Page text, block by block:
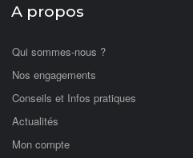
A propos
Qui sommes-nous ?
Nos engagements
Conseils et Infos pratiques
Actualités
Mon compte